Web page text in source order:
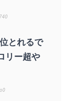
とれるで
リー超や